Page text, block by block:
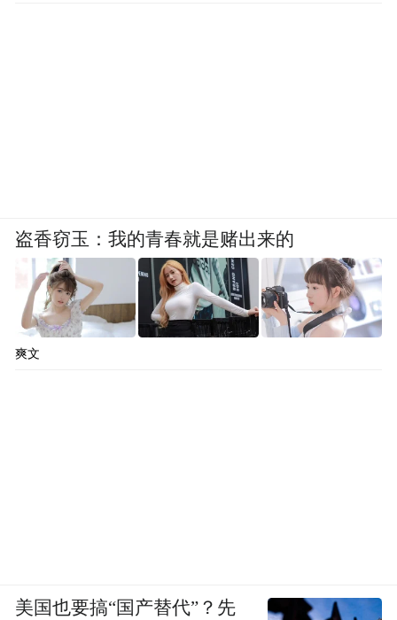
盗香窃玉：我的青春就是赌出来的
爽文
美国也要搞“国产替代”？先